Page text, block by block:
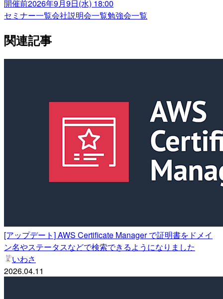
開催前2026年9月9日(水) 18:00
セミナー一覧会社説明会一覧勉強会一覧
関連記事
[アップデート] AWS Certificate Manager で証明書をドメイ
ン名やステータスなどで検索できるようになりました
いわさ
2026.04.11